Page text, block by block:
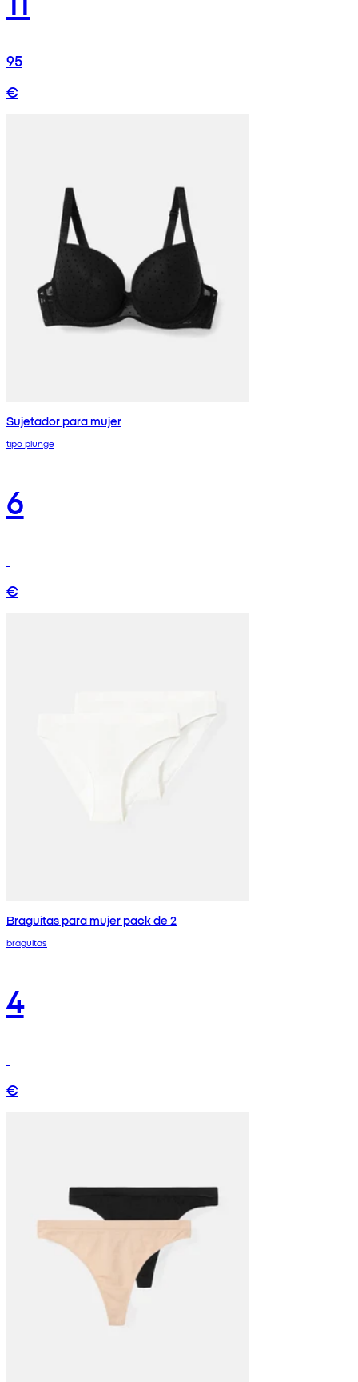
95
€
Sujetador para mujer
tipo plunge
6
€
Braguitas para mujer pack de 2
braguitas
4
€